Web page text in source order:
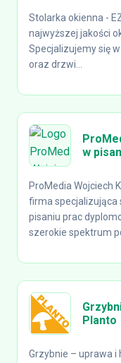
Stolarka okienna -
najwyższej jakości
Specjalizujemy się
oraz drzwi...
w
ProMedia Wojciech
firma specjalizująca
pisaniu prac
szerokie spektrum
Planto
Grzybnie – uprawa i